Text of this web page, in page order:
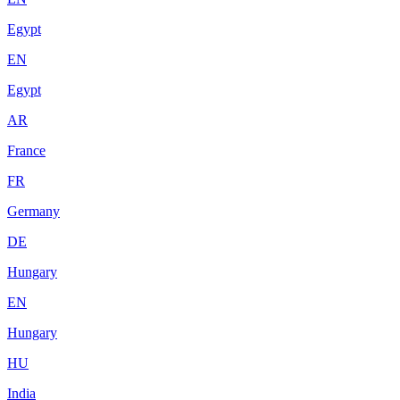
Egypt
EN
Egypt
AR
France
FR
Germany
DE
Hungary
EN
Hungary
HU
India